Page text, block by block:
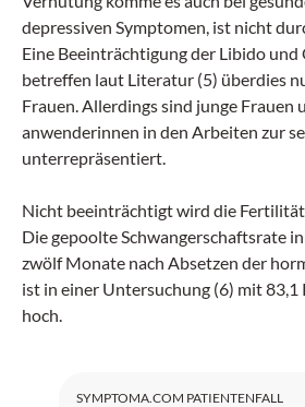
depressiven Symp­tomen, ist nicht
Eine Beeinträchtigung der Libido
betreffen laut Literatur (5) überdies
Frauen. Allerdings sind junge Frauen
anwenderinnen in den Arbeiten zur
unterrepräsentiert.
Nicht beeinträchtigt wird die Fertilität
Die gepoolte Schwangerschaftsrate
zwölf Monate nach Absetzen der
ist in einer Untersuchung (6) mit 83,1
hoch.
SYMPTOMA.COM PATIENTENFALL